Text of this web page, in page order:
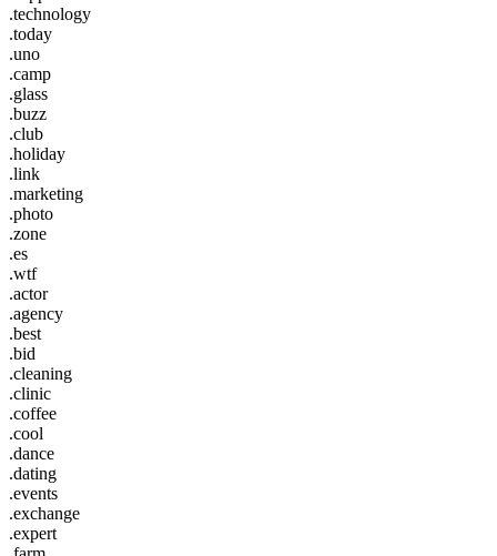
.technology
.today
.uno
.camp
.glass
.buzz
.club
.holiday
.link
.marketing
.photo
.zone
.es
.wtf
.actor
.agency
.best
.bid
.cleaning
.clinic
.coffee
.cool
.dance
.dating
.events
.exchange
.expert